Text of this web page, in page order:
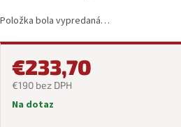
Položka bola vypredaná…
€233,70
€190 bez DPH
Jednotková
Na dotaz